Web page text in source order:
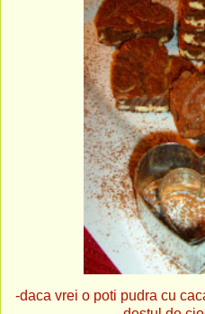
-daca vrei o poti pudra cu